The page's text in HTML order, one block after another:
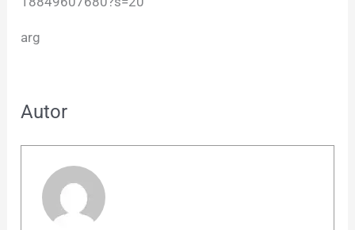
arg
Autor